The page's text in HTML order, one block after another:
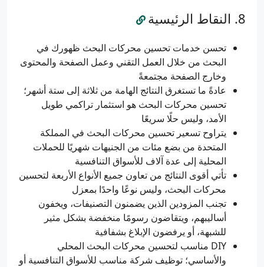
النقاط الرئيسية
تحسن خدمات تحسين محركات البحث ظهورك في
البحث من خلال العمل التقني وعمل الصفحة والمحتوى
وخارج الصفحة مجتمعةً
عادةً ما تستغرق النتائج الهامة من ثلاثة إلى ستة أشهر؛
تحسين محركات البحث هو استثمار تراكمي طويل
الأمد، وليس حلًا سريعًا
يتراوح تسعير تحسين محركات البحث في المملكة
المتحدة من بضع مئات من الجنيهات شهريًا للحملات
المحلية إلى عدة آلاف للأسواق التنافسية
تأتي أقوى النتائج من تعاون جميع الأنواع الأربعة لتحسين
محركات البحث، وليس نوعًا واحدًا بمعزل
تجنب المزودين الذين يضمنون التصنيفات، ويخفون
أساليبهم، ويتقاضون رسومًا منخفضة بشكل مثير
للشبهة، أو يرفضون الإبلاغ بشفافية
DIY مناسب لتحسين محركات البحث المحلي
والأساسي؛ توظيف شركة مناسب للأسواق التنافسية أو